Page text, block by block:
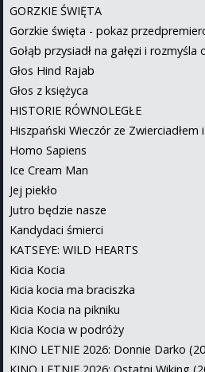
GORZKIE ŚWIĘTA
Gorzkie święta - pokaz
Gołąb przysiadł na gałęzi i rozmyśla
Głos Hind Rajab
Głos z księżyca
HISTORIE RÓWNOLEGŁE
Hiszpański Wieczór ze Zwierciadłem
Homo Sapiens
Ice Cream Man
Jej piekło
Jutro będzie nasze
Kandydaci śmierci
KATSEYE: WILD HEARTS
Kicia Kocia
Kicia kocia ma braciszka
Kicia Kocia na pikniku
Kicia Kocia w podróży
KINO LETNIE 2026: Donnie Darko